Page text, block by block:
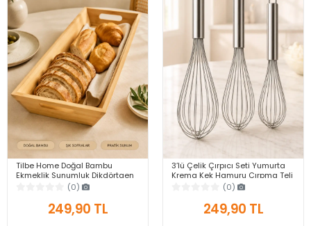
Tilbe Home Doğal Bambu
Ekmeklik Sunumluk Dikdörtgen
Kahvaltı ve Servis Sepeti
(0)
249,90 TL
3’lü Çelik Çırpıcı Seti Yumurta
Krema Kek Hamuru Çırpma Teli
Pratik Sos Karıştırıcı Mutfak Teli
(0)
249,90 TL